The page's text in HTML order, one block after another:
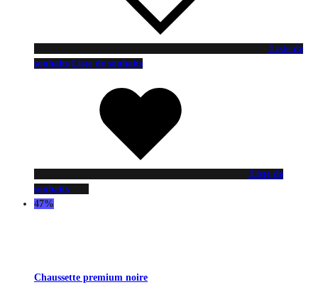
Liste de
souhaits Liste de souhaits
Liste de
souhaits
47%
Chaussette premium noire